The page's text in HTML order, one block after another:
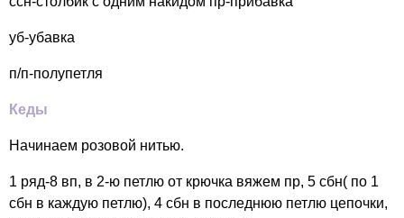
уб-убавка
п/п-полупетля
Кеды
Начинаем розовой нитью.
1 ряд-8 вп, в 2-ю петлю от крючка вяжем пр, 5 сбн( по 1
сбн в каждую петлю), 4 сбн в последнюю петлю цепочки,